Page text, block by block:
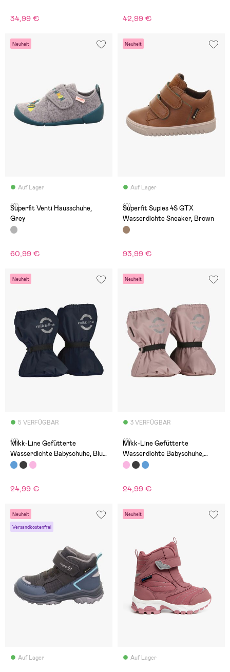
34,99 € 42,99 €
Neuheit
Auf Lager
(0)
Superfit Venti Hausschuhe,
Grey
60,99 €
Neuheit
Auf Lager
(0)
Superfit Supies 4S GTX
Wasserdichte Sneaker, Brown
93,99 €
Neuheit
5 VERFÜGBAR
(0)
Mikk-Line Gefütterte
Wasserdichte Babyschuhe, Blue
Nights
24,99 €
Neuheit
3 VERFÜGBAR
(0)
Mikk-Line Gefütterte
Wasserdichte Babyschuhe,
Adobe Rose
24,99 €
Neuheit
Versandkostenfrei
Auf Lager
Neuheit
Auf Lager